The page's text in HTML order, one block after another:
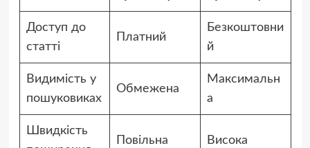
Доступ до
статті
Платний
Безкоштовни
й
Видимість у
пошуковиках
Обмежена
Максимальн
а
Швидкість
Повільна Висока